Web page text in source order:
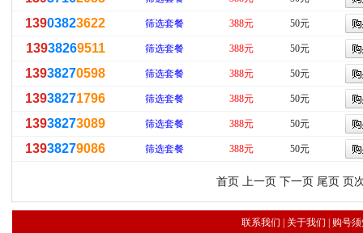
13903823622 筛选套餐 388元 50元
13938269511 筛选套餐 388元 50元
13938270598 筛选套餐 388元 50元
13938271796 筛选套餐 388元 50元
13938273089 筛选套餐 388元 50元
13938279086 筛选套餐 388元 50元
首页 上一页 下一页 尾页页
联系我们 关于我们 购号